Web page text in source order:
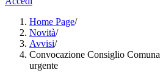
Home Page/
Novità/
Avvisi/
Convocazione Consiglio
urgente